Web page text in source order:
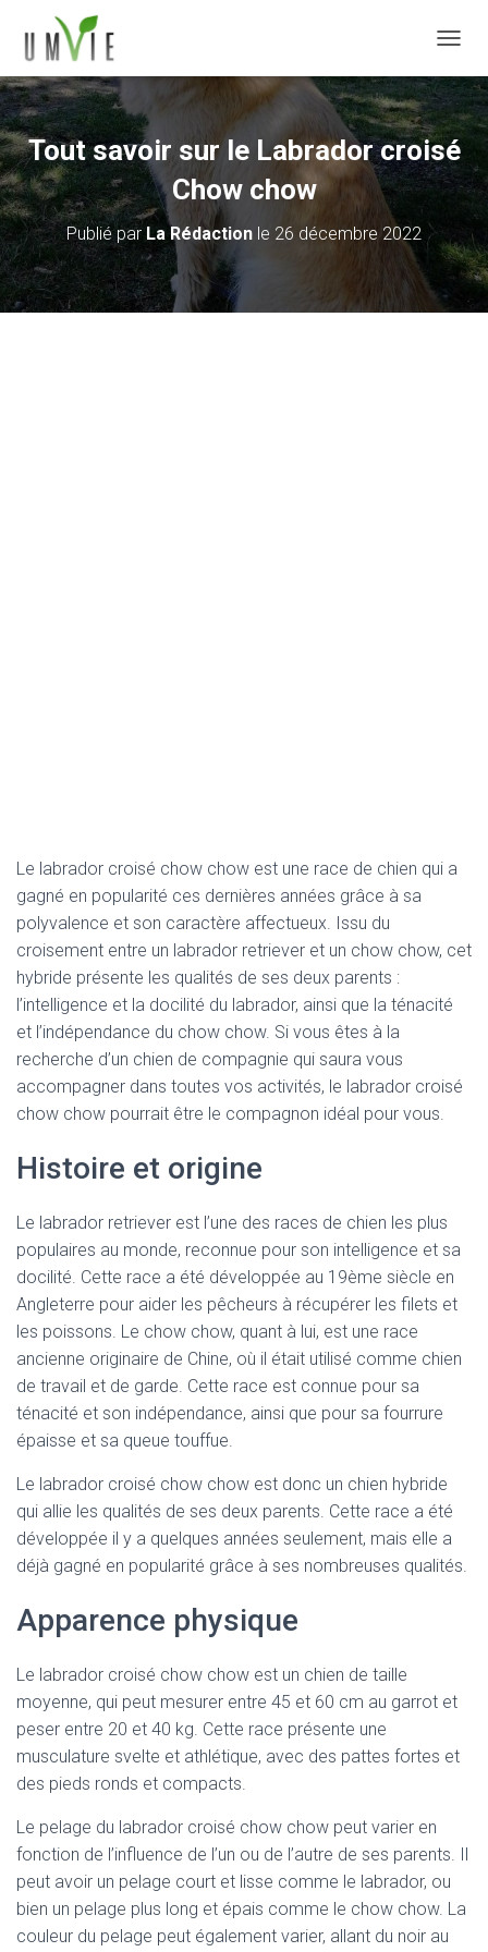
Tout savoir sur le Labrador croisé
Chow chow
Publié par La Rédaction le 26 décembre 2022
Le labrador croisé chow chow est une race de chien qui a
gagné en popularité ces dernières années grâce à sa
polyvalence et son caractère affectueux. Issu du
croisement entre un labrador retriever et un chow chow, cet
hybride présente les qualités de ses deux parents :
l’intelligence et la docilité du labrador, ainsi que la ténacité
et l’indépendance du chow chow. Si vous êtes à la
recherche d’un chien de compagnie qui saura vous
accompagner dans toutes vos activités, le labrador croisé
chow chow pourrait être le compagnon idéal pour vous.
Histoire et origine
Le labrador retriever est l’une des races de chien les plus
populaires au monde, reconnue pour son intelligence et sa
docilité. Cette race a été développée au 19ème siècle en
Angleterre pour aider les pêcheurs à récupérer les filets et
les poissons. Le chow chow, quant à lui, est une race
ancienne originaire de Chine, où il était utilisé comme chien
de travail et de garde. Cette race est connue pour sa
ténacité et son indépendance, ainsi que pour sa fourrure
épaisse et sa queue touffue.
Le labrador croisé chow chow est donc un chien hybride
qui allie les qualités de ses deux parents. Cette race a été
développée il y a quelques années seulement, mais elle a
déjà gagné en popularité grâce à ses nombreuses qualités.
Apparence physique
Le labrador croisé chow chow est un chien de taille
moyenne, qui peut mesurer entre 45 et 60 cm au garrot et
peser entre 20 et 40 kg. Cette race présente une
musculature svelte et athlétique, avec des pattes fortes et
des pieds ronds et compacts.
Le pelage du labrador croisé chow chow peut varier en
fonction de l’influence de l’un ou de l’autre de ses parents. Il
peut avoir un pelage court et lisse comme le labrador, ou
bien un pelage plus long et épais comme le chow chow. La
couleur du pelage peut également varier, allant du noir au